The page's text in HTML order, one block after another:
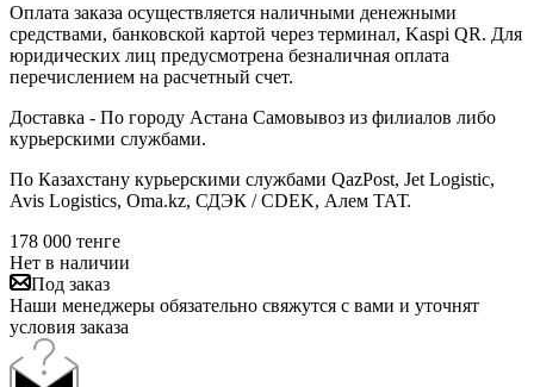
Оплата заказа осуществляется наличными денежными
средствами, банковской картой через терминал, Kaspi QR. Для
юридических лиц предусмотрена безналичная оплата
перечислением на расчетный счет.
Доставка - По городу Астана Самовывоз из филиалов либо
курьерскими службами.
По Казахстану курьерскими службами QazPost, Jet Logistic,
Avis Logistics, Oma.kz, СДЭК / CDEK, Алем ТАТ.
178 000 тенге
Нет в наличии
Под заказ
Наши менеджеры обязательно свяжутся с вами и уточнят
условия заказа